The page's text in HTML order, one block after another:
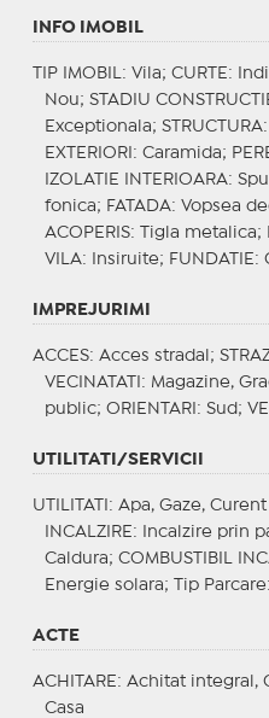
INFO IMOBIL
TIP IMOBIL : Vila; CURTE :
Nou; STADIU
Exceptionala; STRUCTURA
EXTERIORI : Caramida;
IZOLATIE INTERIOARA:
fonica; FATADA: Vopsea
ACOPERIS: Tigla metalica;
VILA: Insiruite; FUNDATIE :
IMPREJURIMI
ACCES: Acces stradal;
VECINATATI : Magazine,
public; ORIENTARI : Sud;
UTILITATI/SERVICII
UTILITATI : Apa, Gaze,
INCALZIRE : Incalzire prin
Caldura; COMBUSTIBIL
Energie solara;
Tip Parcare
ACTE
ACHITARE : Achitat integral,
Casa